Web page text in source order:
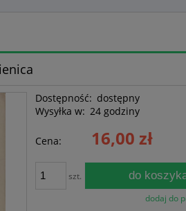
Dostępność: dostępny
Wysyłka w: 24 godziny
Cena: 16,00 zł
szt. do
dodaj do